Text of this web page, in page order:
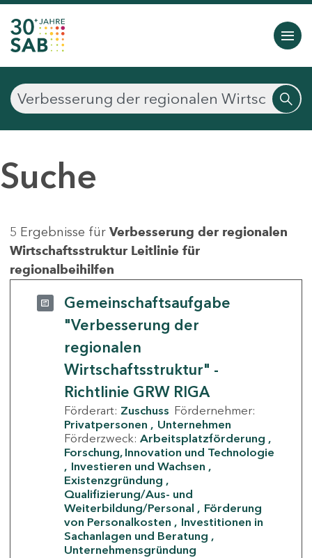
Suche
5 Ergebnisse für Verbesserung der regionalen
Wirtschaftsstruktur Leitlinie für
regionalbeihilfen
Gemeinschaftsaufgabe
"Verbesserung der
regionalen
Wirtschaftsstruktur" -
Richtlinie GRW RIGA
Förderart: Zuschuss Fördernehmer:
Privatpersonen
Unternehmen
Förderzweck: Arbeitsplatzförderung
Forschung, Innovation und Technologie
Investieren und Wachsen
Existenzgründung
Qualifizierung/Aus- und
Weiterbildung/Personal
Förderung
von Personalkosten
Investitionen in
Sachanlagen und Beratung
Unternehmensgründung